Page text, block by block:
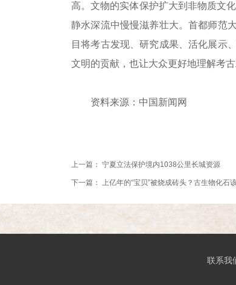
高。文物的实体保护扩大到非物质文
静水深流中慢慢滋养壮大。首都师范
目将考古发现、研究成果、活化展示
文明的贡献，也让大众更好地理解考
资料来源：中国新闻网
上一篇： 宁夏立法保护境内1038公里长城资源
下一篇： 上亿年的“宝贝”被烧成砖头？古生物化石
联系我